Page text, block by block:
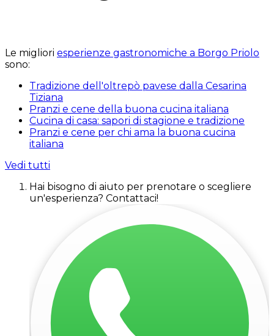
Le migliori esperienze gastronomiche a Borgo Priolo
sono:
Tradizione dell'oltrepò pavese dalla Cesarina
Tiziana
Pranzi e cene della buona cucina italiana
Cucina di casa: sapori di stagione e tradizione
Pranzi e cene per chi ama la buona cucina
italiana
Vedi tutti
Hai bisogno di aiuto per prenotare o scegliere
un'esperienza? Contattaci!